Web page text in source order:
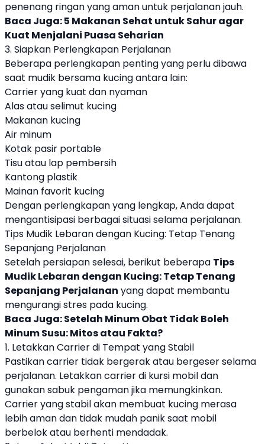
penenang ringan yang aman untuk perjalanan jauh.
Baca Juga:5 Makanan Sehat untuk Sahur agar
Kuat Menjalani Puasa Seharian
3. Siapkan Perlengkapan Perjalanan
Beberapa perlengkapan penting yang perlu dibawa
saat mudik bersama kucing antara lain:
Carrier yang kuat dan nyaman
Alas atau selimut kucing
Makanan kucing
Air minum
Kotak pasir portable
Tisu atau lap pembersih
Kantong plastik
Mainan favorit kucing
Dengan perlengkapan yang lengkap, Anda dapat
mengantisipasi berbagai situasi selama perjalanan.
Tips Mudik Lebaran dengan Kucing: Tetap Tenang
Sepanjang Perjalanan
Setelah persiapan selesai, berikut beberapa Tips
Mudik Lebaran dengan Kucing: Tetap Tenang
Sepanjang Perjalanan yang dapat membantu
mengurangi stres pada kucing.
Baca Juga:Setelah Minum Obat Tidak Boleh
Minum Susu: Mitos atau Fakta?
1. Letakkan Carrier di Tempat yang Stabil
Pastikan carrier tidak bergerak atau bergeser selama
perjalanan. Letakkan carrier di kursi mobil dan
gunakan sabuk pengaman jika memungkinkan.
Carrier yang stabil akan membuat kucing merasa
lebih aman dan tidak mudah panik saat mobil
berbelok atau berhenti mendadak.